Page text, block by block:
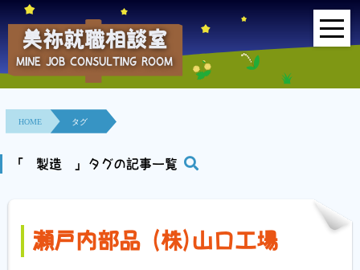
HOME
事業所紹介
就職面接会
利用者の声
美祢就職相談室
MINE JOB CONSULTING ROOM
HOME タグ
「 製造 」タグの記事一覧
瀬戸内部品 (株)山口工場